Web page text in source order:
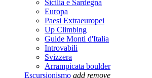
Sicilia e Sardegna
Europa
Paesi Extraeuropei
Up Climbing
Guide Monti d'Italia
Introvabili
Svizzera
Arrampicata boulder
Escursionismo add remove